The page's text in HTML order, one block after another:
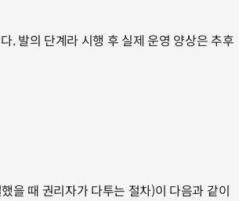
. 발의 단계라 시행 후 실제 운영 양상은 추후
을 때 권리자가 다투는 절차)이 다음과 같이